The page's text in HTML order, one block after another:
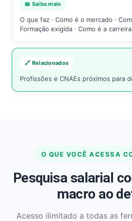
📖 Saiba mais
O que faz · Como é o mercado ·
Formação exigida · Como é a
🔗 Relacionados
Profissões e CNAEs próximos para
O QUE VOCÊ ACESSA
Pesquisa salarial
macro ao
Acesso ilimitado a todas as